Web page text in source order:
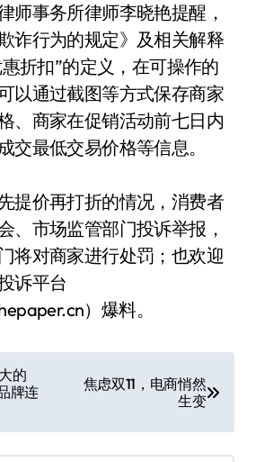
师事务所律师李晓艳提醒，
诈行为的规定》及相关解释
折扣”的定义，在可操作的
以通过截图等方式保存商家
、商家在促销活动前七日内
交最低交易价格等信息。
提价再打折的情况，消费者
、市场监管部门投诉举报，
将对商家进行处罚；也欢迎
诉平台
）爆料。
的
牌连
焦虑双11，电商悄然
生变